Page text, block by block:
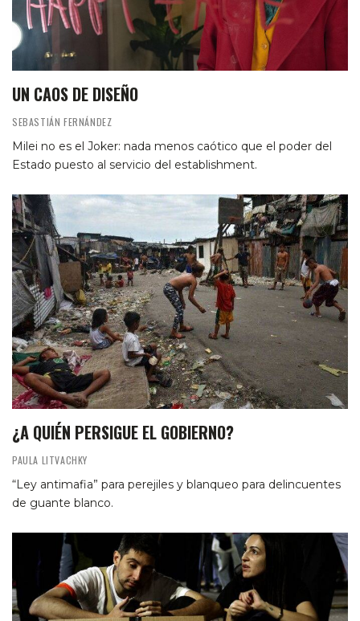
UN CAOS DE DISEÑO
SEBASTIÁN FERNÁNDEZ
Milei no es el Joker: nada menos caótico que el poder del
Estado puesto al servicio del establishment.
¿A QUIÉN PERSIGUE EL GOBIERNO?
PAULA LITVACHKY
“Ley antimafia” para perejiles y blanqueo para delincuentes
de guante blanco.